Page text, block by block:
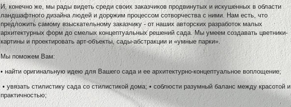
И, конечно же, мы рады видеть среди своих заказчиков продвинутых и искушенных в области
ландшафтного дизайна людей и дорожим процессом сотворчества с ними. Нам есть, что
предложить самому взыскательному заказчику - от наших авторских разработок малых
архитектурных форм до смелых концептуальных решений сада. Мы умеем создавать цветники-
картины и проектировать арт-объекты, сады-абстракции и «умные парки».
Мы поможем Вам:
• найти оригинальную идею для Вашего сада и ее архитектурно-концептуальное воплощение;
• увязать стилистику сада со стилистикой дома; • соблюсти разумный баланс между красотой и
практичностью;